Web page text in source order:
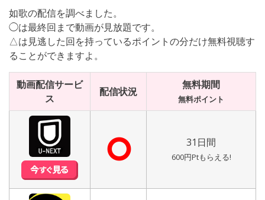
如歌の配信を調べました。
◯は最終回まで動画が見放題です。
△は見逃した回を持っているポイントの分だけ無料視聴す
ることができますよ。
動画配信サービ
ス
配信状況
無料期間
無料ポイント
⭘ 31日間
600円Ptもらえる!